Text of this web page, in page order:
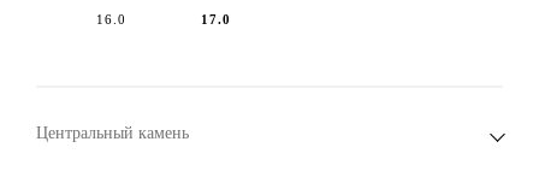
16.0 17.0
Центральный камень